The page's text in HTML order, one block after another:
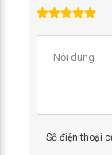
Số điện thoại